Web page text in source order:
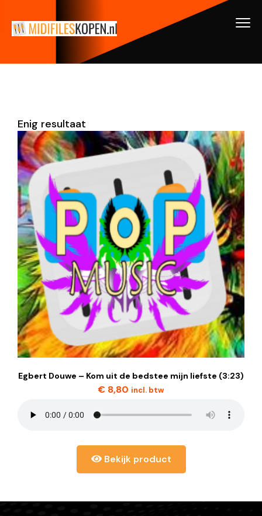
Enig resultaat
Egbert Douwe – Kom uit de bedstee mijn liefste (3:23)
€ 8,80 incl. btw
Bekijk product